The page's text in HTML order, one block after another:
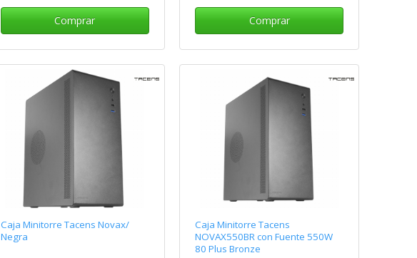
Comprar Comprar
Caja Minitorre Tacens Novax/
Negra
Caja Minitorre Tacens
NOVAX550BR con Fuente 550W
80 Plus Bronze